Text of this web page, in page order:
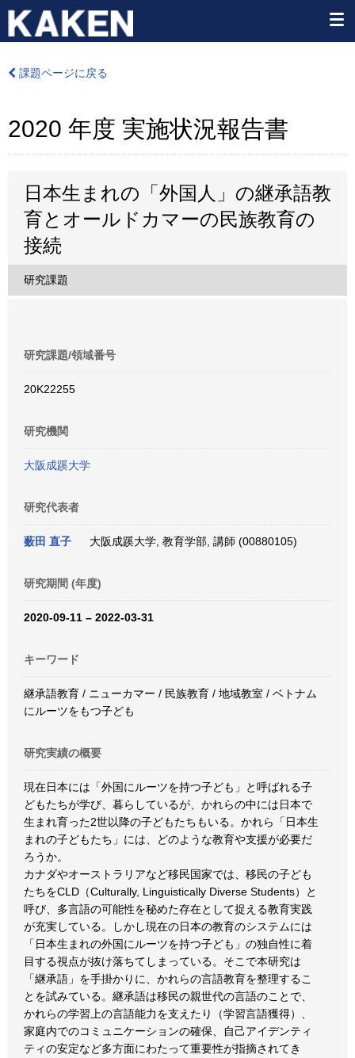
課題ページに戻る
2020 年度 実施状況報告書
日本生まれの「外国人」の継承語教
育とオールドカマーの民族教育の
接続
研究課題
研究課題/領域番号
20K22255
研究機関
大阪成蹊大学
研究代表者
薮田 直子 大阪成蹊大学, 教育学部, 講師 (00880105)
研究期間 (年度)
2020-09-11 – 2022-03-31
キーワード
継承語教育 / ニューカマー / 民族教育 / 地域教室 / ベトナム
にルーツをもつ子ども
研究実績の概要
現在日本には「外国にルーツを持つ子ども」と呼ばれる子
どもたちが学び、暮らしているが、かれらの中には日本で
生まれ育った2世以降の子どもたちもいる。かれら「日本生
まれの子どもたち」には、どのような教育や支援が必要だ
ろうか。
カナダやオーストラリアなど移民国家では、移民の子ども
たちをCLD（Culturally, Linguistically Diverse Students）と
呼び、多言語の可能性を秘めた存在として捉える教育実践
が充実している。しかし現在の日本の教育のシステムには
「日本生まれの外国にルーツを持つ子ども」の独自性に着
目する視点が抜け落ちてしまっている。そこで本研究は
「継承語」を手掛かりに、かれらの言語教育を整理するこ
とを試みている。継承語は移民の親世代の言語のことで、
かれらの学習上の言語能力を支えたり（学習言語獲得）、
家庭内でのコミュニケーションの確保、自己アイデンティ
ティの安定など多方面にわたって重要性が指摘されてき